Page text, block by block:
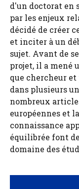
d'un doctorat en
par les enjeux
décidé de créer
et inciter à un
sujet. Avant de
projet, il a mené
que chercheur
dans plusieurs
nombreux
européennes et
connaissance
équilibrée font
domaine des